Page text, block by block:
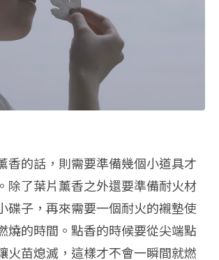
香的話，則需要準備幾個小道具才
除了葉片薰香之外還要準備耐火材
碟子，再來需要一個耐火的襯墊使
燒的時間。點香的時候要從尖端點
火苗熄滅，這樣才不會一瞬間就燃